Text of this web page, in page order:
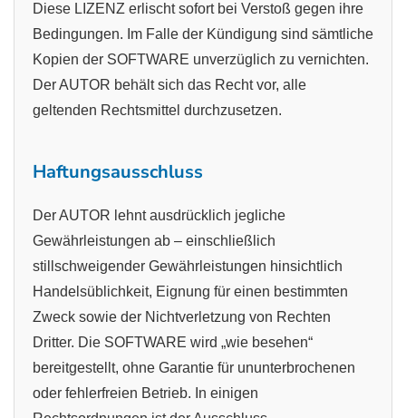
Diese LIZENZ erlischt sofort bei Verstoß gegen ihre
Bedingungen. Im Falle der Kündigung sind sämtliche
Kopien der SOFTWARE unverzüglich zu vernichten.
Der AUTOR behält sich das Recht vor, alle
geltenden Rechtsmittel durchzusetzen.
Haftungsausschluss
Der AUTOR lehnt ausdrücklich jegliche
Gewährleistungen ab – einschließlich
stillschweigender Gewährleistungen hinsichtlich
Handelsüblichkeit, Eignung für einen bestimmten
Zweck sowie der Nichtverletzung von Rechten
Dritter. Die SOFTWARE wird „wie besehen“
bereitgestellt, ohne Garantie für ununterbrochenen
oder fehlerfreien Betrieb. In einigen